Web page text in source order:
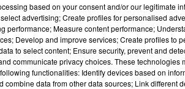
veuillez contacter le : 03 90 23 15
based on your consent and/or our legitimate
advertising; Create profiles for personalised
performance; Measure content performance;
Develop and improve services; Create profiles to
to select content; Ensure security, prevent and
communicate privacy choices. These technologies
functionalities: Identify devices based on
data from other data sources; Link different